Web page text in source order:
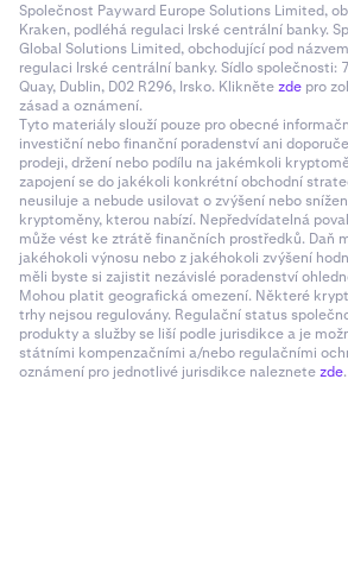
Společnost Payward Europe Solutions Limited,
Kraken, podléhá regulaci Irské centrální banky.
Global Solutions Limited, obchodující pod
regulaci Irské centrální banky. Sídlo společnosti:
Quay, Dublin, D02 R296, Irsko. Kliknětezde pro
zásad a oznámení.
Tyto materiály slouží pouze pro obecné
investiční nebo finanční poradenství ani
prodeji, držení nebo podílu na jakémkoli
zapojení se do jakékoli konkrétní obchodní
neusiluje a nebude usilovat o zvýšení nebo
kryptoměny, kterou nabízí. Nepředvídatelná
může vést ke ztrátě finančních prostředků. Daň
jakéhokoli výnosu nebo z jakéhokoli zvýšení
měli byste si zajistit nezávislé poradenství
Mohou platit geografická omezení. Některé
trhy nejsou regulovány. Regulační status
produkty a služby se liší podle jurisdikce a je
státními kompenzačními a/nebo regulačními
oznámení pro jednotlivé jurisdikce naleznetezde.